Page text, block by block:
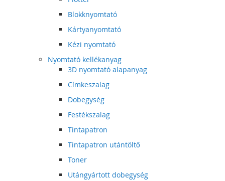
Blokknyomtató
Kártyanyomtató
Kézi nyomtató
Nyomtató kellékanyag
3D nyomtató alapanyag
Címkeszalag
Dobegység
Festékszalag
Tintapatron
Tintapatron utántöltő
Toner
Utángyártott dobegység